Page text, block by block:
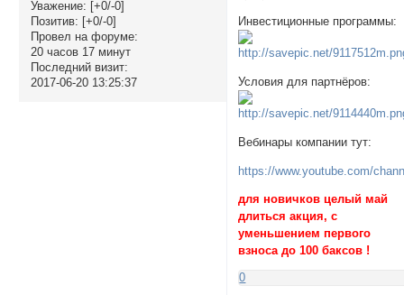
Уважение: [+0/-0]
Позитив: [+0/-0]
Провел на форуме:
20 часов 17 минут
Последний визит:
2017-06-20 13:25:37
Инвестиционные программы:
Условия для партнёров:
Вебинары компании тут:
https://www.youtube.com/
для новичков целый май
длиться акция, с
уменьшением первого
взноса до 100 баксов !
0